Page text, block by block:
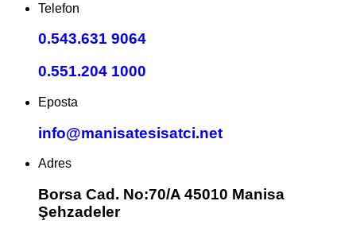
Telefon
0.543.631 9064
0.551.204 1000
Eposta
info@manisatesisatci.net
Adres
Borsa Cad. No:70/A 45010 Manisa
Şehzadeler